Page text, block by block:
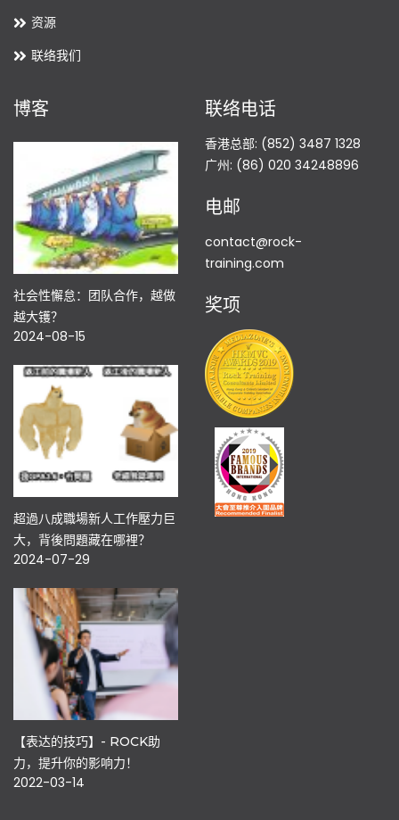
资源
联络我们
博客
社会性懈怠：团队合作，越做
越大镬？
2024-08-15
超過八成職場新人工作壓力巨
大，背後問題藏在哪裡？
2024-07-29
【表达的技巧】- ROCK助
力，提升你的影响力！
2022-03-14
联络电话
香港总部: (852) 3487 1328
广州: (86) 020 34248896
电邮
contact@rock-
training.com
奖项